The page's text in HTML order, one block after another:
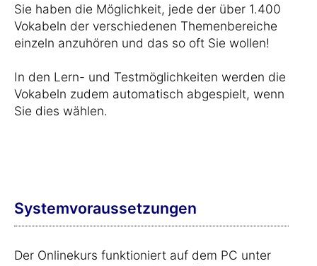
Sie haben die Möglichkeit, jede der über 1.400
Vokabeln der verschiedenen Themenbereiche
einzeln anzuhören und das so oft Sie wollen!
In den Lern- und Testmöglichkeiten werden die
Vokabeln zudem automatisch abgespielt, wenn
Sie dies wählen.
Systemvoraussetzungen
Der Onlinekurs funktioniert auf dem PC unter